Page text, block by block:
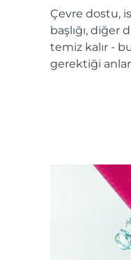
Çevre dostu,
başlığı, diğer
temiz kalır -
gerektiği
Serum
For
issa™
18% PAP
Kozmetik ürünleri